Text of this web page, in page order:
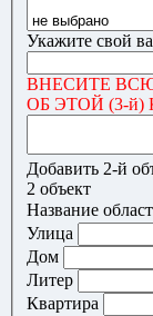
Укажите свой
ВНЕСИТЕ
ОБ ЭТОЙ (3-
Добавить 2-й
2 объект
Название
Улица
Дом
Литер
Квартира